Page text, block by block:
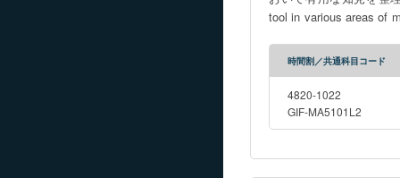
tool in various areas of
時間割／共通科目コード
4820-1022
GIF-MA5101L2